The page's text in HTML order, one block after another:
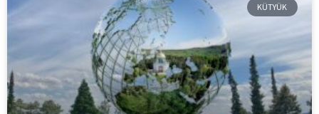
KÜTYÜK